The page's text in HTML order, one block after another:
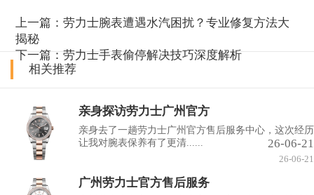
上一篇：劳力士腕表遭遇水汽困扰？专业修复方法大
揭秘
下一篇：劳力士手表偷停解决技巧深度解析
相关推荐
亲身探访劳力士广州官方
亲身去了一趟劳力士广州官方售后服务中心，这次经历
让我对腕表保养有了更清......
26-06-21
26-06-21
广州劳力士官方售后服务